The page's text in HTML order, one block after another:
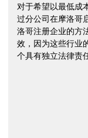
对于希望以最低成
过分公司在摩洛哥
洛哥注册企业的方
效，因为这些行业
个具有独立法律责